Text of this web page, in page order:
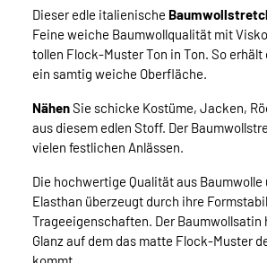
Dieser edle italienische
Feine weiche Baumwollqualität mit
tollen Flock-Muster Ton in Ton. So
ein samtig weiche Oberfläche.
NähenSie schicke Kostüme, Jacken,
aus diesem edlen Stoff. Der
vielen festlichen Anlässen.
Die hochwertige Qualität aus
Elasthan überzeugt durch ihre
Trageeigenschaften. Der Baumwollsatin
Glanz auf dem das matte Flock-Muster